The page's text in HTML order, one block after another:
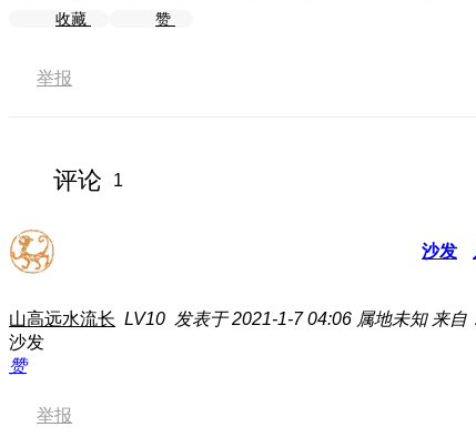
收藏 赞
举报
评论 1
沙发
山高远水流长 LV10 发表于 2021-1-7 04:06 属地未知 来自
沙发
赞
举报